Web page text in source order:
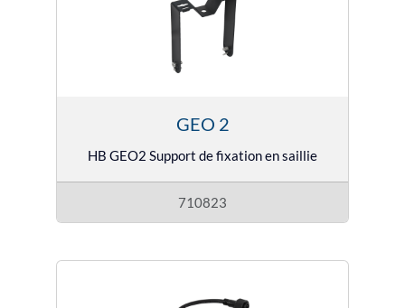
GEO 2
HB GEO2 Support de fixation en saillie
710823